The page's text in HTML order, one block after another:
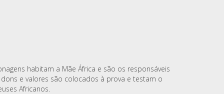
habitam a Mãe África e são os responsáveis
e valores são colocados à prova e testam o
Africanos.